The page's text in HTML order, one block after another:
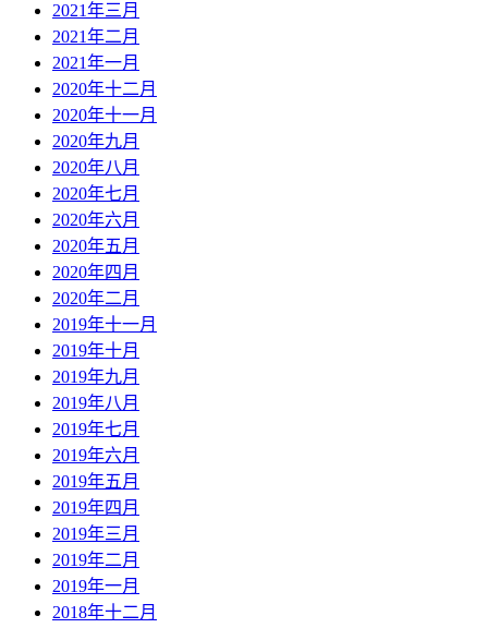
2021年三月
2021年二月
2021年一月
2020年十二月
2020年十一月
2020年九月
2020年八月
2020年七月
2020年六月
2020年五月
2020年四月
2020年二月
2019年十一月
2019年十月
2019年九月
2019年八月
2019年七月
2019年六月
2019年五月
2019年四月
2019年三月
2019年二月
2019年一月
2018年十二月